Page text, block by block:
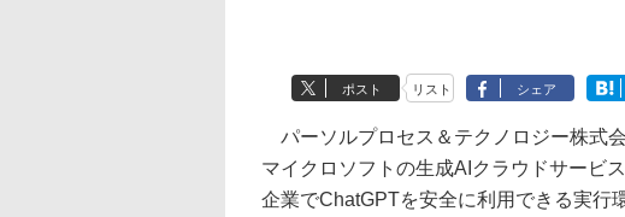
ポスト リスト シェア
パーソルプロセス＆テクノロジー株式
マイクロソフトの生成AIクラウドサービ
企業でChatGPTを安全に利用できる実行